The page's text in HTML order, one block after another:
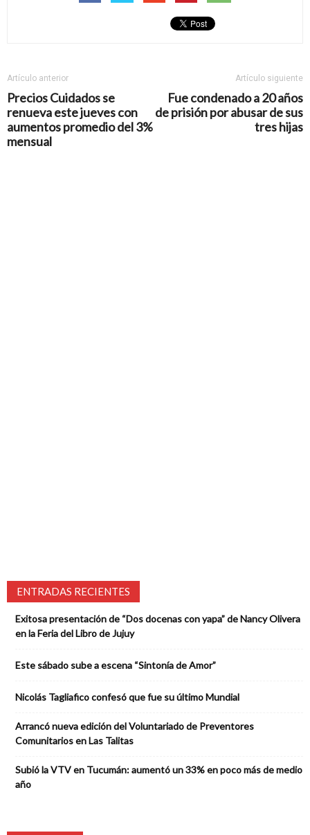
Artículo anterior
Precios Cuidados se
renueva este jueves con
aumentos promedio del 3%
mensual
Artículo siguiente
Fue condenado a 20 años
de prisión por abusar de sus
tres hijas
ENTRADAS RECIENTES
Exitosa presentación de “Dos docenas con yapa” de Nancy Olivera
en la Feria del Libro de Jujuy
Este sábado sube a escena “Sintonía de Amor”
Nicolás Tagliafico confesó que fue su último Mundial
Arrancó nueva edición del Voluntariado de Preventores
Comunitarios en Las Talitas
Subió la VTV en Tucumán: aumentó un 33% en poco más de medio
año